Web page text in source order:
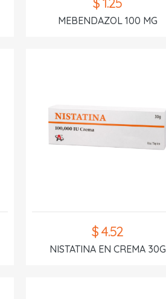
MEBENDAZOL 100 MG
$ 4.52
NISTATINA EN CREMA 30G